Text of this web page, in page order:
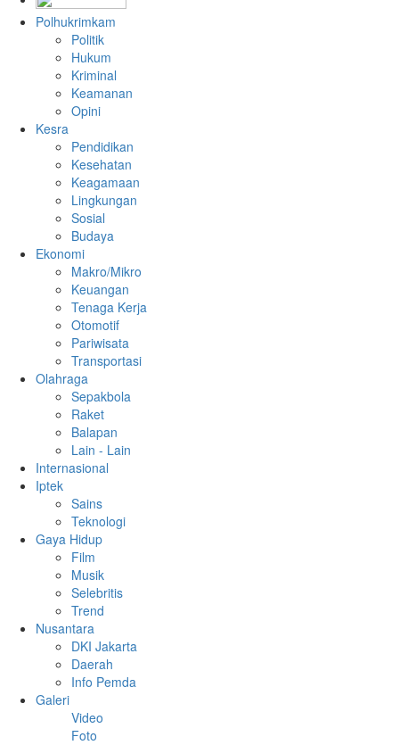
Polhukrimkam
Politik
Hukum
Kriminal
Keamanan
Opini
Kesra
Pendidikan
Kesehatan
Keagamaan
Lingkungan
Sosial
Budaya
Ekonomi
Makro/Mikro
Keuangan
Tenaga Kerja
Otomotif
Pariwisata
Transportasi
Olahraga
Sepakbola
Raket
Balapan
Lain - Lain
Internasional
Iptek
Sains
Teknologi
Gaya Hidup
Film
Musik
Selebritis
Trend
Nusantara
DKI Jakarta
Daerah
Info Pemda
Galeri
Video
Foto